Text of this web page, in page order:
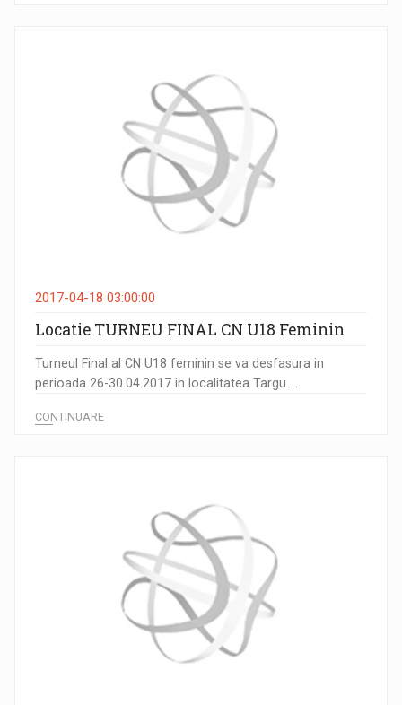
2017-04-18 03:00:00
Locatie TURNEU FINAL CN U18 Feminin
Turneul Final al CN U18 feminin se va desfasura in
perioada 26-30.04.2017 in localitatea Targu ...
CONTINUARE